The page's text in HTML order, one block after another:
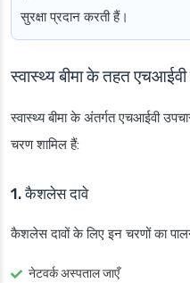
सुरक्षा प्रदान करती हैं।
स्वास्थ्य बीमा के तहत
स्वास्थ्य बीमा के अंतर्गत एचआईवी
चरण शामिल हैं:
1. कैशलेस दावे
कैशलेस दावों के लिए इन चरणों का
नेटवर्क अस्पताल जाएँ